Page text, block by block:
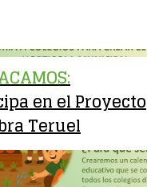
en el Proyecto
Teruel